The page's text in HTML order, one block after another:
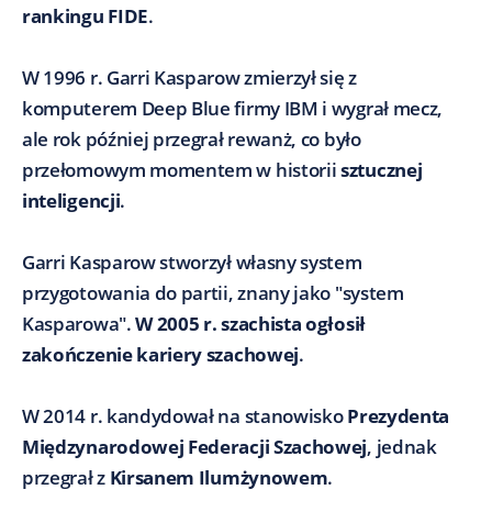
rankingu FIDE.
W 1996 r. Garri Kasparow zmierzył się z
komputerem Deep Blue firmy IBM i wygrał mecz,
ale rok później przegrał rewanż, co było
przełomowym momentem w historiisztucznej
inteligencji.
Garri Kasparow stworzył własny system
przygotowania do partii, znany jako "system
Kasparowa".W 2005 r. szachista ogłosił
zakończenie kariery szachowej.
W 2014 r. kandydował na stanowiskoPrezydenta
Międzynarodowej Federacji Szachowej, jednak
przegrał z Kirsanem Ilumżynowem.